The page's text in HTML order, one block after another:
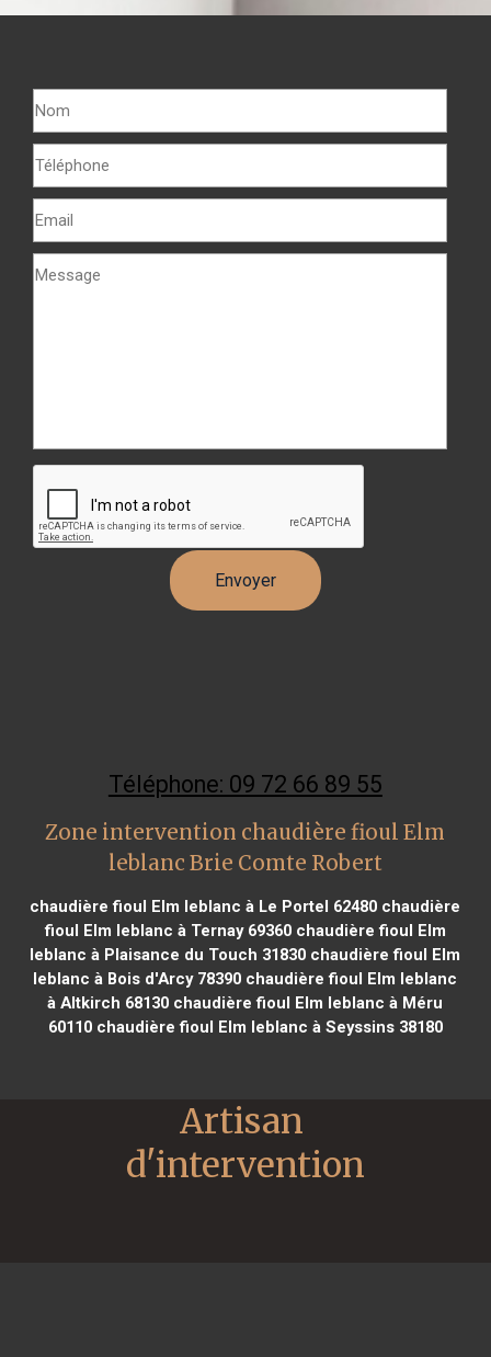
Téléphone: 09 72 66 89 55
Zone intervention chaudière fioul Elm
leblanc Brie Comte Robert
chaudière fioul Elm leblanc à Le Portel 62480 chaudière
fioul Elm leblanc à Ternay 69360chaudière fioul Elm
leblanc à Plaisance du Touch 31830 chaudière fioul Elm
leblanc à Bois d'Arcy 78390 chaudière fioul Elm leblanc
à Altkirch 68130 chaudière fioul Elm leblanc à Méru
60110chaudière fioul Elm leblanc à Seyssins 38180
Artisan
d'intervention